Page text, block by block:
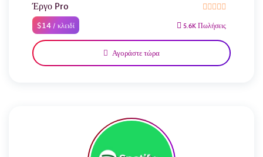
Έργο Pro
$14 / κλειδί 5.6K Πωλήσεις
Αγοράστε τώρα